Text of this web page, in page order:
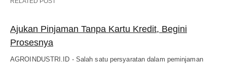
Ajukan Pinjaman Tanpa Kartu Kredit, Begini
Prosesnya
AGROINDUSTRI.ID - Salah satu persyaratan dalam peminjaman